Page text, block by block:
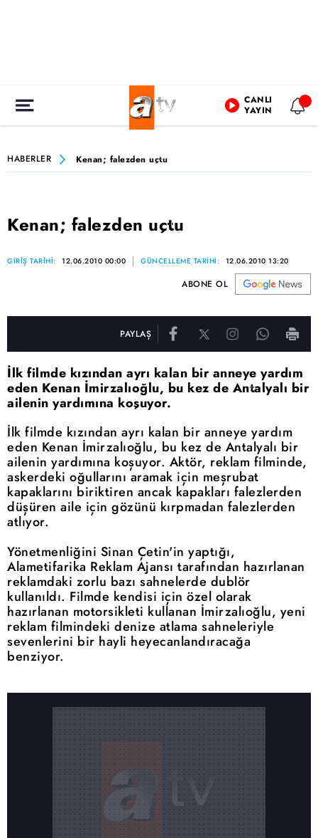
CANLI
YAYIN
HABERLER Kenan; falezden uçtu
Kenan; falezden uçtu
GİRİŞ TARİHİ: 12.06.2010 00:00 GÜNCELLEME TARİHİ: 12.06.2010 13:20
ABONE OL
PAYLAŞ
İlk filmde kızından ayrı kalan bir anneye yardım
eden Kenan İmirzalıoğlu, bu kez de Antalyalı bir
ailenin yardımına koşuyor.
İlk filmde kızından ayrı kalan bir anneye yardım
eden Kenan İmirzalıoğlu, bu kez de Antalyalı bir
ailenin yardımına koşuyor. Aktör, reklam filminde,
askerdeki oğullarını aramak için meşrubat
kapaklarını biriktiren ancak kapakları falezlerden
düşüren aile için gözünü kırpmadan falezlerden
atlıyor.
Yönetmenliğini Sinan Çetin'in yaptığı,
Alametifarika Reklam Ajansı tarafından hazırlanan
reklamdaki zorlu bazı sahnelerde dublör
kullanıldı. Filmde kendisi için özel olarak
hazırlanan motorsikleti kullanan İmirzalıoğlu, yeni
reklam filmindeki denize atlama sahneleriyle
sevenlerini bir hayli heyecanlandıracağa
benziyor.